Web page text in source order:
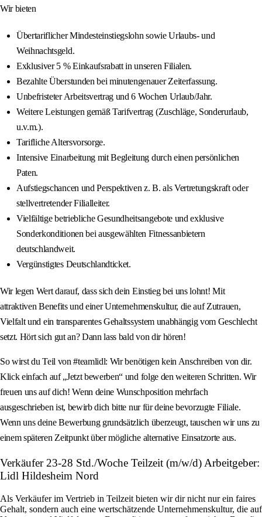
Wir bieten
Übertariflicher Mindesteinstiegslohn sowie Urlaubs- und
Weihnachtsgeld.
Exklusiver 5 % Einkaufsrabatt in unseren Filialen.
Bezahlte Überstunden bei minutengenauer Zeiterfassung.
Unbefristeter Arbeitsvertrag und 6 Wochen Urlaub/Jahr.
Weitere Leistungen gemäß Tarifvertrag (Zuschläge, Sonderurlaub,
u.v.m.).
Tarifliche Altersvorsorge.
Intensive Einarbeitung mit Begleitung durch einen persönlichen
Paten.
Aufstiegschancen und Perspektiven z. B. als Vertretungskraft oder
stellvertretender Filialleiter.
Vielfältige betriebliche Gesundheitsangebote und exklusive
Sonderkonditionen bei ausgewählten Fitnessanbietern
deutschlandweit.
Vergünstigtes Deutschlandticket.
Wir legen Wert darauf, dass sich dein Einstieg bei uns lohnt! Mit
attraktiven Benefits und einer Unternehmenskultur, die auf Zutrauen,
Vielfalt und ein transparentes Gehaltssystem unabhängig vom Geschlecht
setzt. Hört sich gut an? Dann lass bald von dir hören!
So wirst du Teil von #teamlidl: Wir benötigen kein Anschreiben von dir.
Klick einfach auf „Jetzt bewerben“ und folge den weiteren Schritten. Wir
freuen uns auf dich! Wenn deine Wunschposition mehrfach
ausgeschrieben ist, bewirb dich bitte nur für deine bevorzugte Filiale.
Wenn uns deine Bewerbung grundsätzlich überzeugt, tauschen wir uns zu
einem späteren Zeitpunkt über mögliche alternative Einsatzorte aus.
Verkäufer 23-28 Std./Woche Teilzeit (m/w/d) Arbeitgeber:
Lidl Hildesheim Nord
Als Verkäufer im Vertrieb in Teilzeit bieten wir dir nicht nur ein faires
Gehalt, sondern auch eine wertschätzende Unternehmenskultur, die auf